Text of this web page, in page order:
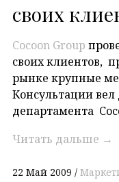
своих
Cocoon Group
своих клиентов,
рынке крупные
Консультации вел
департамента
Читать дальше →
22 Май 2009